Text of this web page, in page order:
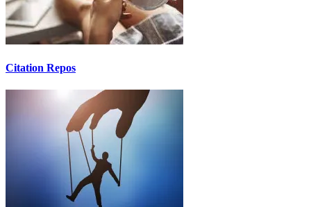
Citation Repos